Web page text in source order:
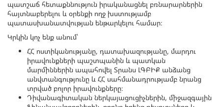
պատշաճ հետաքննություն իրականացնել բռնարարներին
հայտնաբերելու և օրենքի ողջ խստությամբ
պատասխանատվության ենթարկելու համար։
Կրկին կոչ ենք անում՝
ՀՀ ոստիկանությանը, դատախազությանը, մարդու
իրավունքների պաշտպանին և պատկան
մարմիններին ապահովել Տրանս ԼԳԲԻՔ անձանց
անվտանգությունը և ՀՀ սահմանադրությամբ նրանց
տրված բոլոր իրավունքները։
Դիվանագիտական ներկայացուցիչներին, միջազգային